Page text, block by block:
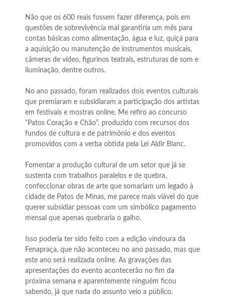
Não que os 600 reais fossem fazer diferença, pois em
questões de sobrevivência mal garantiria um mês para
contas básicas como alimentação, água e luz, quiçá para
a aquisição ou manutenção de instrumentos musicais,
câmeras de vídeo, figurinos teatrais, estruturas de som e
iluminação, dentre outros.
No ano passado, foram realizados dois eventos culturais
que premiaram e subsidiaram a participação dos artistas
em festivais e mostras online. Me refiro ao concurso
“Patos Coração e Chão”, produzido com recursos dos
fundos de cultura e de patrimônio e dos eventos
promovidos com a verba obtida pela Lei Aldir Blanc.
Fomentar a produção cultural de um setor que já se
sustenta com trabalhos paralelos e de quebra,
confeccionar obras de arte que somariam um legado à
cidade de Patos de Minas, me parece mais viável do que
querer subsidiar pessoas com um simbólico pagamento
mensal que apenas quebraria o galho.
Isso poderia ter sido feito com a edição vindoura da
Fenapraça, que não aconteceu no ano passado, mas que
este ano será realizada online. As gravações das
apresentações do evento acontecerão no fim da
próxima semana e aparentemente ninguém ficou
sabendo, já que nada do assunto veio a público.